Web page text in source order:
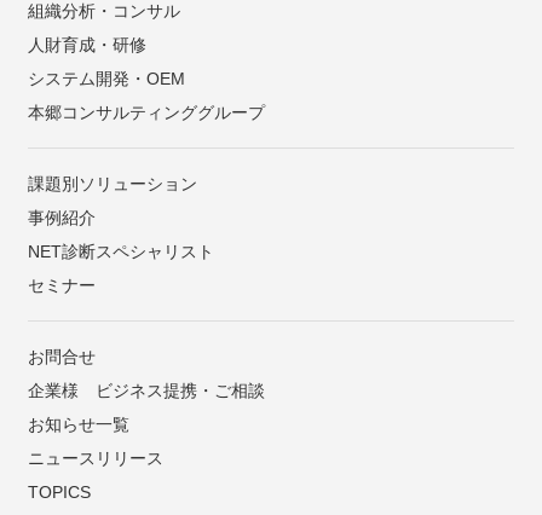
組織分析・コンサル
人財育成・研修
システム開発・OEM
本郷コンサルティンググループ
課題別ソリューション
事例紹介
NET診断スペシャリスト
セミナー
お問合せ
企業様 ビジネス提携・ご相談
お知らせ一覧
ニュースリリース
TOPICS